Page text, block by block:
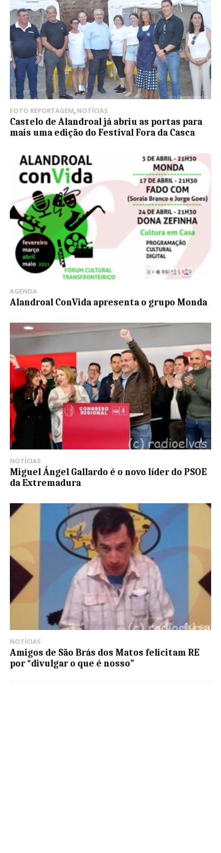
FOTO REPORTAGEM, NOTÍCIAS
Castelo de Alandroal já abriu as portas para
mais uma edição do Festival Fora da Casca
AGENDA
Alandroal ConVida apresenta o grupo Monda
NOTÍCIAS
Miguel Ángel Gallardo é o novo líder do PSOE
da Extremadura
NOTÍCIAS
Amigos de São Brás dos Matos felicitam RE
por “divulgar o que é nosso”